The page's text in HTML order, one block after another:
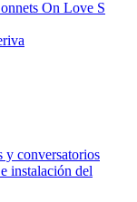
On Love S
y conversatorios
instalación del